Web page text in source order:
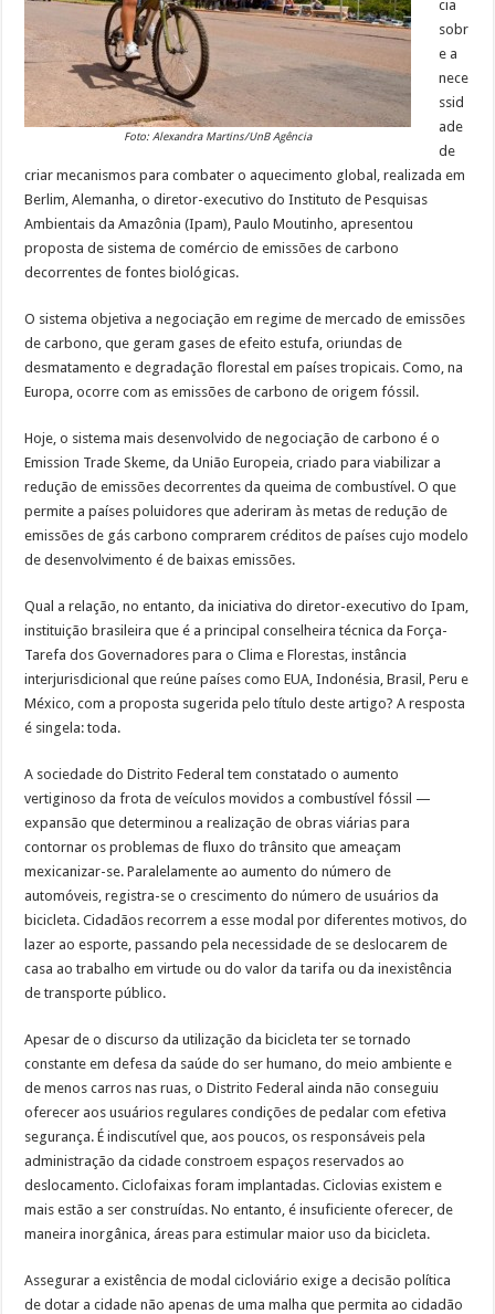
Foto: Alexandra Martins/UnB Agência
cia
sobr
e a
nece
ssid
ade
de
criar mecanismos para combater o aquecimento global, realizada em
Berlim, Alemanha, o diretor-executivo do Instituto de Pesquisas
Ambientais da Amazônia (Ipam), Paulo Moutinho, apresentou
proposta de sistema de comércio de emissões de carbono
decorrentes de fontes biológicas.
O sistema objetiva a negociação em regime de mercado de emissões
de carbono, que geram gases de efeito estufa, oriundas de
desmatamento e degradação florestal em países tropicais. Como, na
Europa, ocorre com as emissões de carbono de origem fóssil.
Hoje, o sistema mais desenvolvido de negociação de carbono é o
Emission Trade Skeme, da União Europeia, criado para viabilizar a
redução de emissões decorrentes da queima de combustível. O que
permite a países poluidores que aderiram às metas de redução de
emissões de gás carbono comprarem créditos de países cujo modelo
de desenvolvimento é de baixas emissões.
Qual a relação, no entanto, da iniciativa do diretor-executivo do Ipam,
instituição brasileira que é a principal conselheira técnica da Força-
Tarefa dos Governadores para o Clima e Florestas, instância
interjurisdicional que reúne países como EUA, Indonésia, Brasil, Peru e
México, com a proposta sugerida pelo título deste artigo? A resposta
é singela: toda.
A sociedade do Distrito Federal tem constatado o aumento
vertiginoso da frota de veículos movidos a combustível fóssil —
expansão que determinou a realização de obras viárias para
contornar os problemas de fluxo do trânsito que ameaçam
mexicanizar-se. Paralelamente ao aumento do número de
automóveis, registra-se o crescimento do número de usuários da
bicicleta. Cidadãos recorrem a esse modal por diferentes motivos, do
lazer ao esporte, passando pela necessidade de se deslocarem de
casa ao trabalho em virtude ou do valor da tarifa ou da inexistência
de transporte público.
Apesar de o discurso da utilização da bicicleta ter se tornado
constante em defesa da saúde do ser humano, do meio ambiente e
de menos carros nas ruas, o Distrito Federal ainda não conseguiu
oferecer aos usuários regulares condições de pedalar com efetiva
segurança. É indiscutível que, aos poucos, os responsáveis pela
administração da cidade constroem espaços reservados ao
deslocamento. Ciclofaixas foram implantadas. Ciclovias existem e
mais estão a ser construídas. No entanto, é insuficiente oferecer, de
maneira inorgânica, áreas para estimular maior uso da bicicleta.
Assegurar a existência de modal cicloviário exige a decisão política
de dotar a cidade não apenas de uma malha que permita ao cidadão